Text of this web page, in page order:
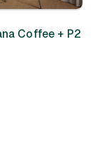
Coffee + P2